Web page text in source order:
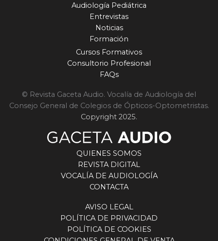
Audiología Pediátrica
Entrevistas
Noticias
Formación
Cursos Formativos
Consultorio Profesional
FAQs
© Revista Gaceta Audio. Vocalía de Audiología del
Consejo General de Colegios de Ópticos-Optometristas.
Copyright 2025.
QUIENES SOMOS
REVISTA DIGITAL
VOCALÍA DE AUDIOLOGÍA
CONTACTA
AVISO LEGAL
POLÍTICA DE PRIVACIDAD
POLÍTICA DE COOKIES